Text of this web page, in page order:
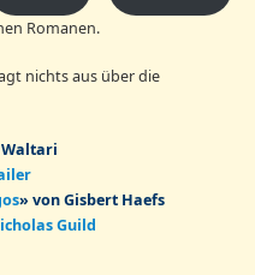
Romanen.
nichts aus über die
»von Gisbert Haefs
Guild